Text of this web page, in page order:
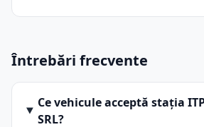
Întrebări frecvente
Ce vehicule acceptă stația
SRL?